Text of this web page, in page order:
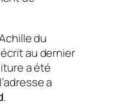
du
au dernier
a été
a
.